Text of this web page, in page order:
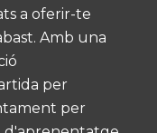
a oferir-te
Amb una
per
per